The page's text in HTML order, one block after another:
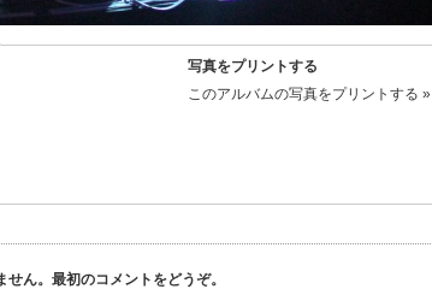
写真をプリントする
このアルバムの写真をプリントする »
ん。最初のコメントをどうぞ。